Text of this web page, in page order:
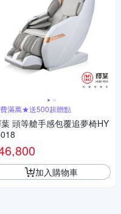
滿萬★送500超贈點
頭等艙手感包覆追夢椅HY
加入購物車